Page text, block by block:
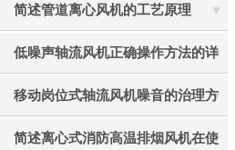
见故障相应解决方法
简述管道离心风机的工艺原理
低噪声轴流风机正确操作方法的详
细说明
移动岗位式轴流风机噪音的治理方
法介绍
简述离心式消防高温排烟风机在使